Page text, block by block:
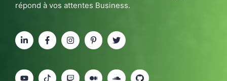
répond à vos attentes Business.